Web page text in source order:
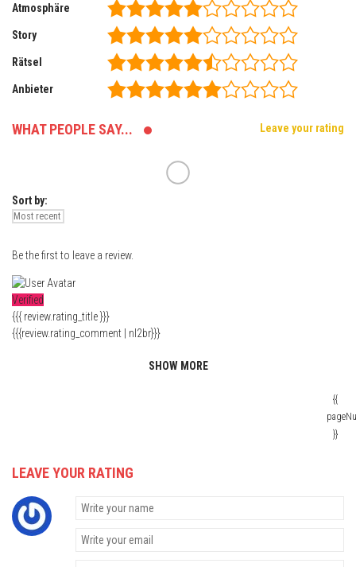
Atmosphäre
Story
Rätsel
Anbieter
WHAT PEOPLE SAY... Leave your rating
Sort by:
Be the first to leave a review.
Verified
{{{ review.rating_title }}}
{{{review.rating_comment | nl2br}}}
SHOW MORE
{{
}}
LEAVE YOUR RATING